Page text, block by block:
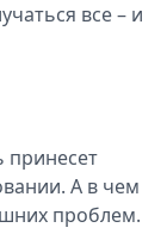
все – и
принесет
А в чем
проблем.